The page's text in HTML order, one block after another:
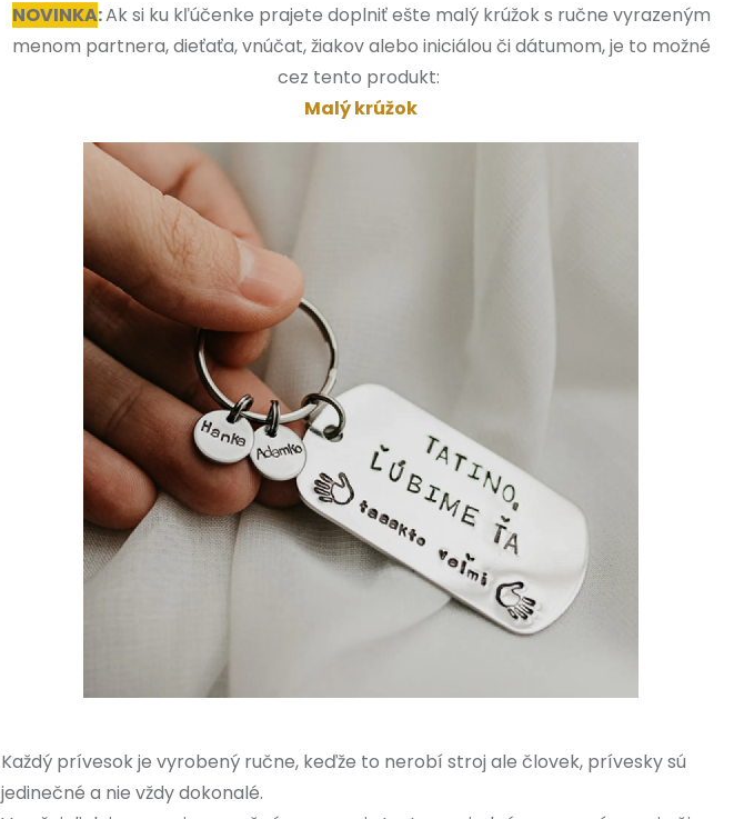
NOVINKA:Ak si ku kľúčenke prajete doplniť ešte malý krúžok s ručne vyrazeným
menom partnera, dieťaťa, vnúčat, žiakov alebo iniciálou či dátumom, je to možné
cez tento produkt:
Malý krúžok
Každý prívesok je vyrobený ručne, keďže to nerobí stroj ale človek, prívesky sú
jedinečné a nie vždy dokonalé.